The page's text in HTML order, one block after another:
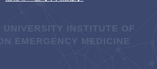
UNIVERSITY INSTITUTE OF
EMERGENCY MEDICINE